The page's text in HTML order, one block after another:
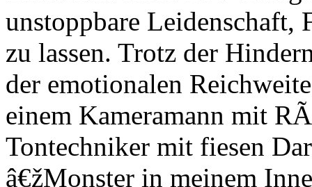
unstoppbare Leidenschaft,
zu lassen. Trotz der
der emotionalen
einem Kameramann mit
Tontechniker mit fiesen
â€žMonster in meinem